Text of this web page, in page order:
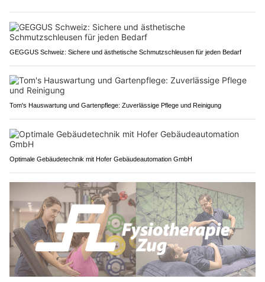
GEGGUS Schweiz: Sichere und ästhetische Schmutzschleusen für jeden Bedarf
Tom's Hauswartung und Gartenpflege: Zuverlässige Pflege und Reinigung
Optimale Gebäudetechnik mit Hofer Gebäudeautomation GmbH